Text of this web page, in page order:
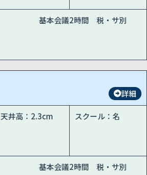
基本会議2時間 税・サ別
詳細
天井高：2.3cm スクール：名
基本会議2時間 税・サ別